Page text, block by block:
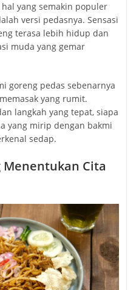
yang semakin populer
versi pedasnya. Sensasi
terasa lebih hidup dan
muda yang gemar
goreng pedas sebenarnya
yang rumit.
langkah yang tepat, siapa
yang mirip dengan bakmi
sedap.
Menentukan Cita